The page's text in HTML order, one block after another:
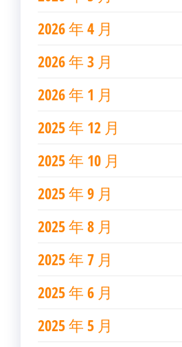
2026 年 4 月
2026 年 3 月
2026 年 1 月
2025 年 12 月
2025 年 10 月
2025 年 9 月
2025 年 8 月
2025 年 7 月
2025 年 6 月
2025 年 5 月